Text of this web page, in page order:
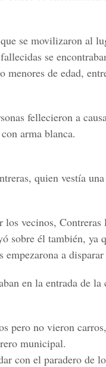
se movilizaron al
se
menores de edad,
fellecieron a
arma blanca.
quien vestía
vecinos, Contreras
sobre él también, ya
a
en la entrada de
pero no vieron
municipal.
con el paradero de